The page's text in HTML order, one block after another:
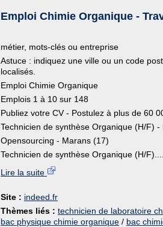
Emploi Chimie Organique -
métier, mots-clés ou entreprise
Astuce : indiquez une ville ou un code
localisés.
Emploi Chimie Organique
Emplois 1 à 10 sur 148
Publiez votre CV - Postulez à plus de 60
Technicien de synthèse Organique (H/F) -
Opensourcing - Marans (17)
Technicien de synthèse Organique (H/F)....
Lire la suite
Site : indeed.fr
Thèmes liés : technicien de laboratoire
bac physique chimie organique / bac